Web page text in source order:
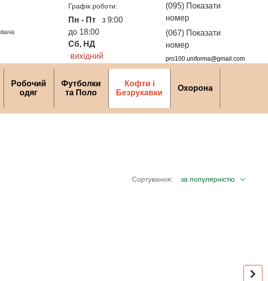
Графік роботи:
Пн - Птз 9:00
до 18:00
Сб, НД
вихідний
(095) Показати
номер
(067) Показати
номер
pro100.uniforma@gmail.com
Робочий
одяг
Футболки
та Поло
Кофти і
Безрукавки
Охорона
Сортування: за популярністю